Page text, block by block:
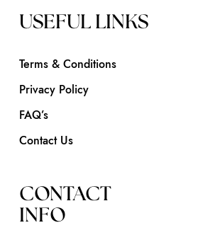
USEFUL LINKS
Terms & Conditions
Privacy Policy
FAQ’s
Contact Us
CONTACT
INFO